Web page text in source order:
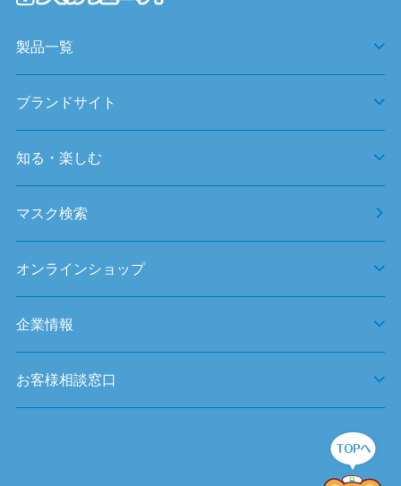
製品一覧
ブランドサイト
知る・楽しむ
マスク検索
オンラインショップ
企業情報
お客様相談窓口